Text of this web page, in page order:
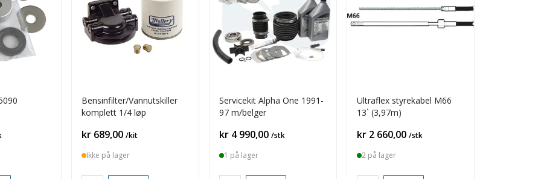
Bensinfilter/Vannutskiller
komplett 1/4 løp
Pris
kr 689,00 /kit
Ikke på lager
Servicekit Alpha One 1991-
97 m/belger
Pris
kr 4 990,00 /stk
1 på lager
Ultraflex styrekabel M66
13` (3,97m)
Pris
kr 2 660,00 /stk
2 på lager